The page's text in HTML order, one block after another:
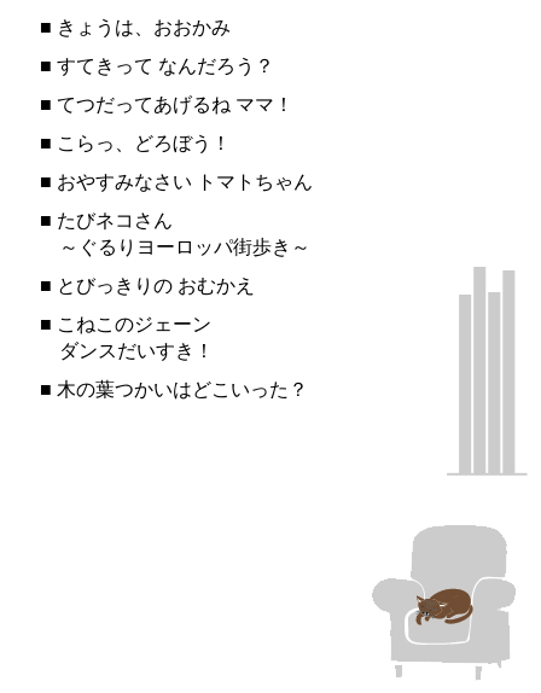
■ きょうは、おおかみ
■ すてきって なんだろう？
■ てつだってあげるね ママ！
■ こらっ、どろぼう！
■ おやすみなさい トマトちゃん
■ たびネコさん
～ぐるりヨーロッパ街歩き～
■ とびっきりの おむかえ
■ こねこのジェーン
ダンスだいすき！
■ 木の葉つかいはどこいった？